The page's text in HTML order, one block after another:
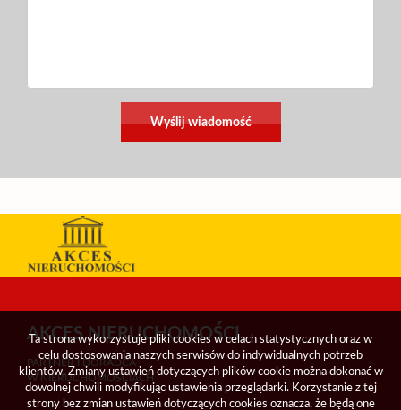
AKCES NIERUCHOMOŚCI
PARTNER I DORADCA
W NIERUCHOMOŚCIACH
Ta strona wykorzystuje pliki cookies w celach statystycznych oraz w
celu dostosowania naszych serwisów do indywidualnych potrzeb
klientów. Zmiany ustawień dotyczących plików cookie można dokonać w
dowolnej chwili modyfikując ustawienia przeglądarki. Korzystanie z tej
strony bez zmian ustawień dotyczących cookies oznacza, że będą one